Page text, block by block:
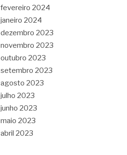
fevereiro 2024
janeiro 2024
dezembro 2023
novembro 2023
outubro 2023
setembro 2023
agosto 2023
julho 2023
junho 2023
maio 2023
abril 2023